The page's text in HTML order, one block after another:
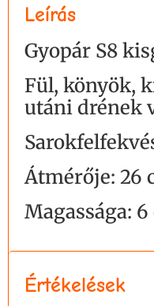
Leírás
Gyopár S8
Fül, könyök,
utáni drének
Átmérője: 26
Magassága:
Értékelések